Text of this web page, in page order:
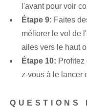
l'avant pour voir
Étape 9: Faites
méliorer le vol de
ailes vers le haut
Étape 10:
z-vous à le lancer
QUESTIONS